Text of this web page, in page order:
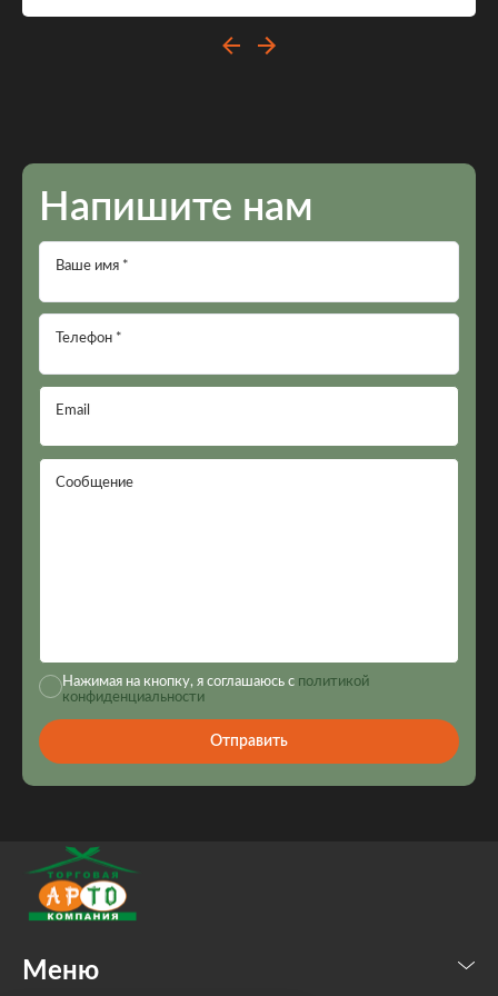
Напишите нам
Ваше имя *
Телефон *
Email
Сообщение
Нажимая на кнопку, я соглашаюсь с политикой
конфиденциальности
Отправить
Меню